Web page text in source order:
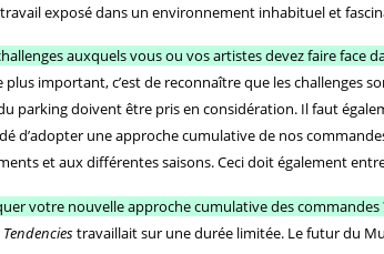
exposé dans un environnement inhabituel et
auxquels vous ou vos artistes devez faire face
plus important, c’est de reconnaître que les challenges
parking doivent être pris en considération. Il faut
d’adopter une approche cumulative de nos
et aux différentes saisons. Ceci doit également
votre nouvelle approche cumulative des commandes
travaillait sur une durée limitée. Le futur du